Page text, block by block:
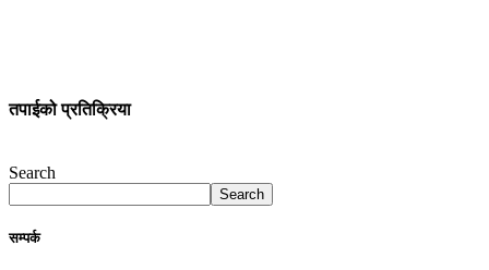
तपाईको प्रतिक्रिया
Search
Search
सम्पर्क